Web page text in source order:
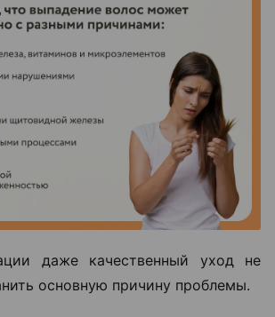
даже качественный уход не
основную причину проблемы.